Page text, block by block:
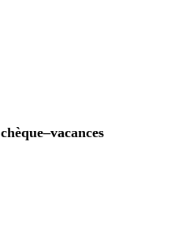
chèque–vacances